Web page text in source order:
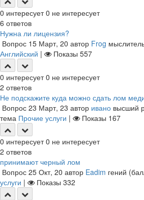
0 интересует 0 не интересует
6 ответов
Нужна ли лицензия?
Вопрос 15 Март, 20 автор Frog
Английский | Показы 557
0 интересует 0 не интересует
2 ответов
Не подскажите куда можно сдать лом
Вопрос 23 Март, 23 автор ивано высший
тема Прочие услуги | Показы 167
0 интересует 0 не интересует
2 ответов
принимают черный лом
Вопрос 25 Окт, 20 автор Eadim гений
услуги | Показы 332